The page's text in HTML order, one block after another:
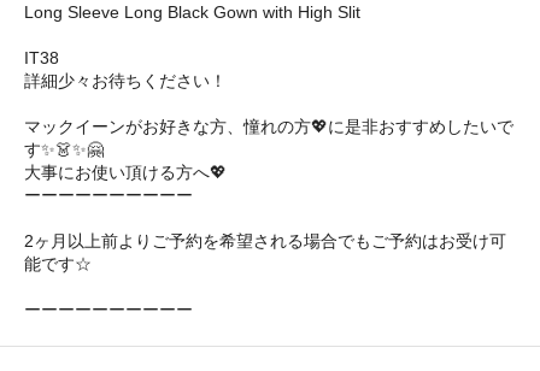
Long Sleeve Long Black Gown with High Slit
IT38
詳細少々お待ちください！
マックイーンがお好きな方、憧れの方💖に是非おすすめしたいで
す✨👗✨🤗 ㅤㅤ
大事にお使い頂ける方へ💖
ーーーーーーーーーー
2ヶ月以上前よりご予約を希望される場合でもご予約はお受け可
能です☆
ーーーーーーーーーー